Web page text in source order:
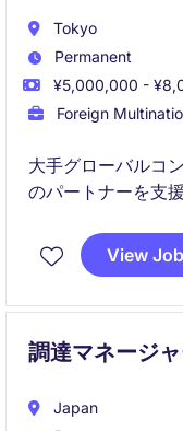
Tokyo
Permanent
¥5,000,000 -
Foreign
大手グローバルコ
のパートナーを支
活躍推進にも力を
す。全社として在
View Job
調達マネージ
Japan